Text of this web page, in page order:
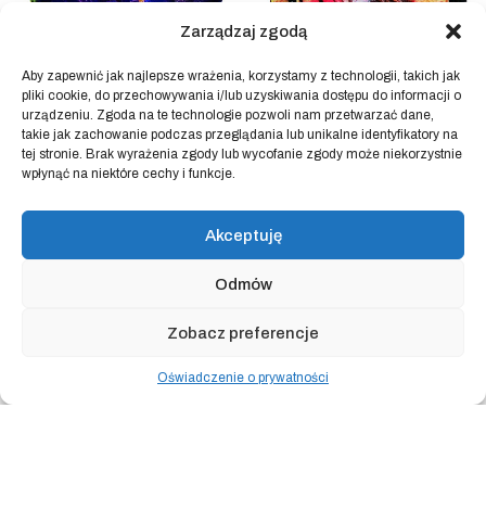
Zarządzaj zgodą
Aby zapewnić jak najlepsze wrażenia, korzystamy z technologii, takich jak
pliki cookie, do przechowywania i/lub uzyskiwania dostępu do informacji o
urządzeniu. Zgoda na te technologie pozwoli nam przetwarzać dane,
takie jak zachowanie podczas przeglądania lub unikalne identyfikatory na
tej stronie. Brak wyrażenia zgody lub wycofanie zgody może niekorzystnie
wpłynąć na niektóre cechy i funkcje.
Akceptuję
Odmów
Zobacz preferencje
Oświadczenie o prywatności
100%
Dodaj do koszyka
jedwab
Dodaj do koszyka